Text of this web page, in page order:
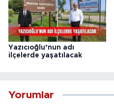
Yazıcıoğlu’nun adı
ilçelerde yaşatılacak
Yorumlar